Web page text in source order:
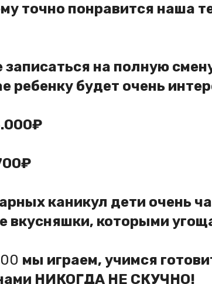
точно понравится наша
на полную
ребенку будет очень
каникул дети очень
вкусняшки, которыми
мы играем, учимся
НИКОГДА НЕ СКУЧНО!